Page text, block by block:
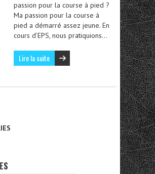
passion pour la course à pied ?
Ma passion pour la course à
pied a démarré assez jeune. En
cours d’EPS, nous pratiquions…
Lire la suite